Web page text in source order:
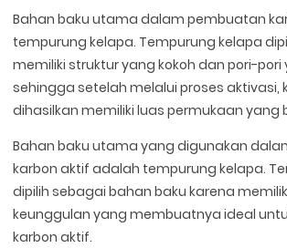
Bahan baku utama dalam pembuatan
tempurung kelapa. Tempurung kelapa
memiliki struktur yang kokoh dan pori-pori
sehingga setelah melalui proses aktivasi,
dihasilkan memiliki luas permukaan yang
Bahan baku utama yang digunakan
karbon aktif adalah tempurung kelapa.
dipilih sebagai bahan baku karena
keunggulan yang membuatnya ideal
karbon aktif.